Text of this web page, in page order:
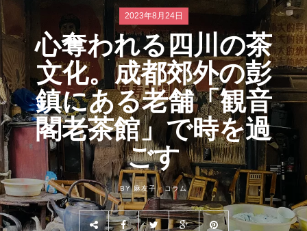
2023年8月24日
心奪われる四川の茶
文化。成都郊外の彭
鎮にある老舗「観音
閣老茶館」で時を過
ごす
BY 麻友子 - コラム